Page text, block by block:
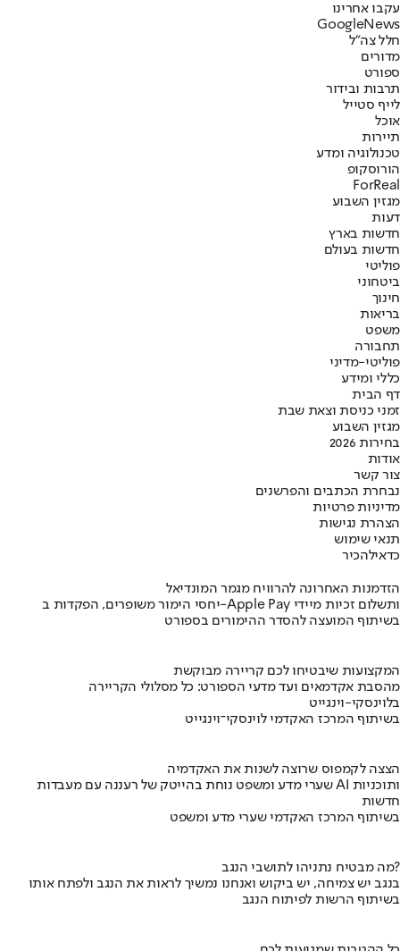
עקבו אחרינו
Googl eNews
חלל צה"ל
מדורים
ספורט
תרבות ובידור
לייף סטייל
אוכל
תיירות
טכנולוגיה ומדע
הורוסקופ
ForReal
מגזין השבוע
דעות
חדשות בארץ
חדשות בעולם
פוליטי
ביטחוני
חינוך
בריאות
משפט
תחבורה
פוליטי-מדיני
כללי ומידע
דף הבית
זמני כניסת וצאת שבת
מגזין השבוע
בחירות 2026
אודות
צור קשר
נבחרת הכתבים והפרשנים
מדיניות פרטיות
הצהרת נגישות
תנאי שימוש
כדאילהכיר
הזדמנות האחרונה להרוויח מגמר המונדיאל
יחסי הימור משופרים, הפקדות ב-Apple Pay ותשלום זכיות מיידי
בשיתוף המועצה להסדר ההימורים בספורט
המקצועות שיבטיחו לכם קריירה מבוקשת
מהסבת אקדמאים ועד מדעי הספורט: כל מסלולי הקריירה
בלוינסקי-וינגייט
בשיתוף המרכז האקדמי לוינסקי־וינגייט
הצצה לקמפוס שרוצה לשנות את האקדמיה
שערי מדע ומשפט נוחת בהייטק של רעננה עם מעבדות AI ותוכניות
חדשות
בשיתוף המרכז האקדמי שערי מדע ומשפט
מה מבטיח נתניהו לתושבי הנגב?
בנגב יש צמיחה, יש ביקוש ואנחנו נמשיך לראות את הנגב ולפתח אותו
בשיתוף הרשות לפיתוח הנגב